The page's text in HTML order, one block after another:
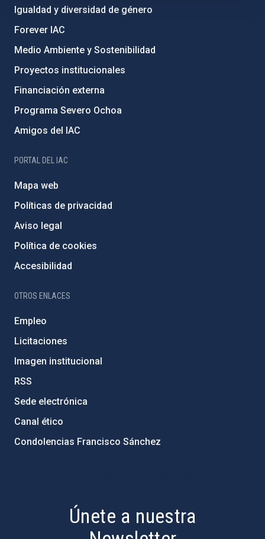
Igualdad y diversidad de género
Forever IAC
Medio Ambiente y Sostenibilidad
Proyectos institucionales
Financiación externa
Programa Severo Ochoa
Amigos del IAC
PORTAL DEL IAC
Mapa web
Políticas de privacidad
Aviso legal
Política de cookies
Accesibilidad
OTROS ENLACES
Empleo
Licitaciones
Imagen institucional
RSS
Sede electrónica
Canal ético
Condolencias Francisco Sánchez
Únete a nuestra